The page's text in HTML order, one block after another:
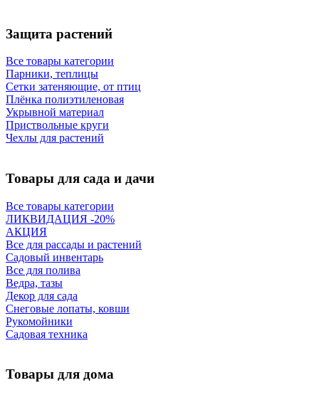
Защита растений
Все товары категории
Парники, теплицы
Сетки затеняющие, от птиц
Плёнка полиэтиленовая
Укрывной материал
Приствольные круги
Чехлы для растений
Товары для сада и дачи
Все товары категории
ЛИКВИДАЦИЯ -20%
АКЦИЯ
Все для рассады и растений
Садовый инвентарь
Все для полива
Ведра, тазы
Декор для сада
Снеговые лопаты, ковши
Рукомойники
Садовая техника
Товары для дома